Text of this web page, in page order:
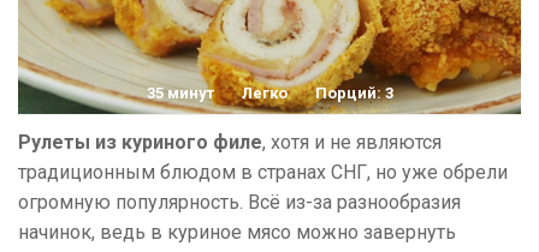
35 минут Легко Порций: 3
Рулеты из куриного филе, хотя и не являются
традиционным блюдом в странах СНГ, но уже обрели
огромную популярность. Всё из-за разнообразия
начинок, ведь в куриное мясо можно завернуть